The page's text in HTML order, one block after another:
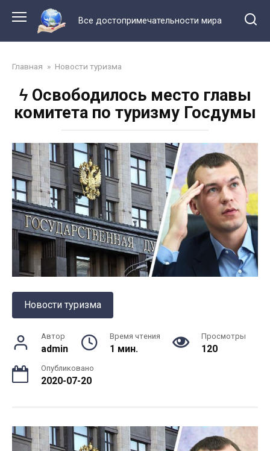
контенту
Все достопримечательности мира
Главная » Новости туризма
ϟ Освободилось место главы
комитета по туризму Госдумы
Новости туризма
Автор
admin
Время чтения
1 мин.
Просмотры
120
Опубликовано
2020-07-20